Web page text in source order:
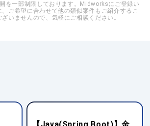
を一部制限しております。Midworksにご登録い
ご希望に合わせて他の類似案件もご紹介するこ
いませんので、気軽にご相談ください。